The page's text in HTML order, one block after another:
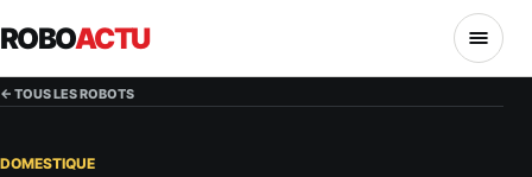
ROBOACTU MENU
← TOUS LES ROBOTS
DOMESTIQUE